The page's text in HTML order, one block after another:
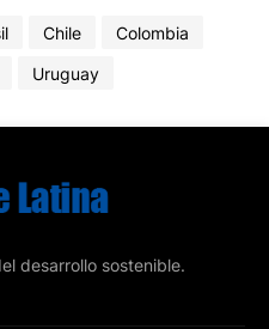
Chile
Colombia
Uruguay
desarrollo sostenible.